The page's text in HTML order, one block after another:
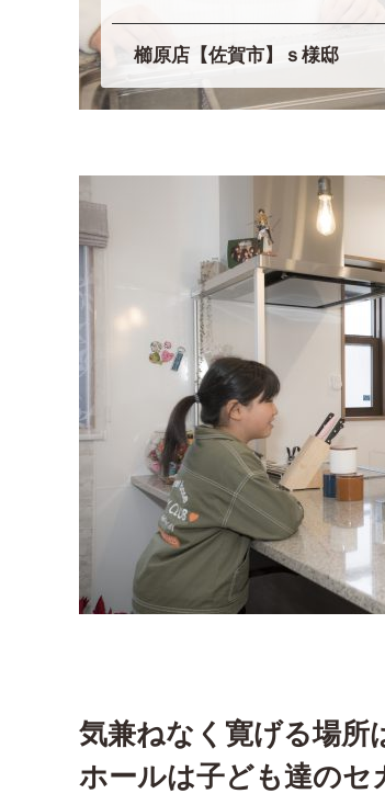
櫛原店【佐賀市】ｓ様邸
気兼ねなく寛げる場所
ホールは子ども達のセ